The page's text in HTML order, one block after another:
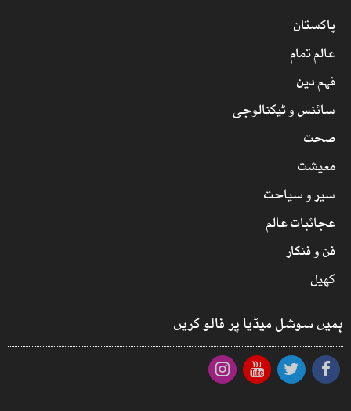
پاکستان
عالم تمام
فہم دین
سائنس و ٹیکنالوجی
صحت
معیشت
سیر و سیاحت
عجائبات عالم
فن و فنکار
کھیل
ہمیں سوشل میڈیا پر فالو کریں